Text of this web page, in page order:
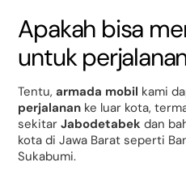
Apakah bisa
untuk
Tentu,armada mobil kami
perjalanan ke luar kota,
sekitarJabodetabek dan
kota di Jawa Barat seperti
Sukabumi.